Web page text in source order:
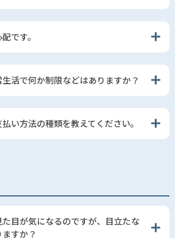
です。
活で何か制限などはありますか？
い方法の種類を教えてください。
目が気になるのですが、目立たな
すか？